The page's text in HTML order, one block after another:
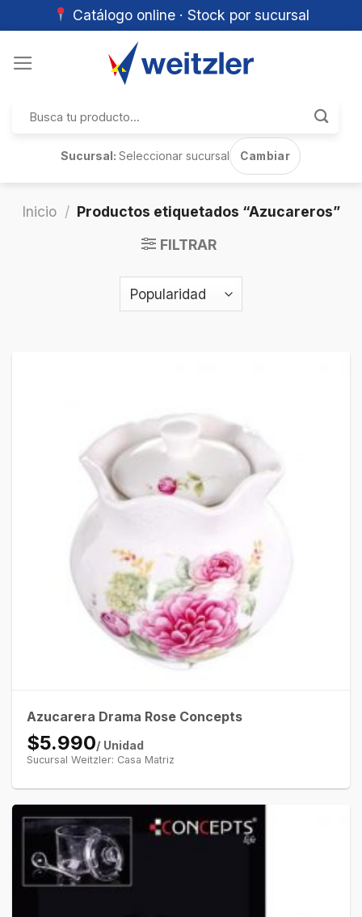
Catálogo online · Stock por sucursal
por:
Sucursal:Seleccionar sucursal Cambiar
Inicio / Productos etiquetados “Azucareros”
FILTRAR
Azucarera Drama Rose Concepts
$5.990/ Unidad
Sucursal Weitzler: Casa Matriz